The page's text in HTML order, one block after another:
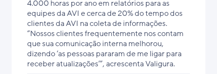
4.000 horas por ano em relatórios para as
equipes da AVI e cerca de 20% do tempo dos
clientes da AVI na coleta de informações.
“Nossos clientes frequentemente nos contam
que sua comunicação interna melhorou,
dizendo ‘as pessoas pararam de me ligar para
receber atualizações’”, acrescenta Valigura.